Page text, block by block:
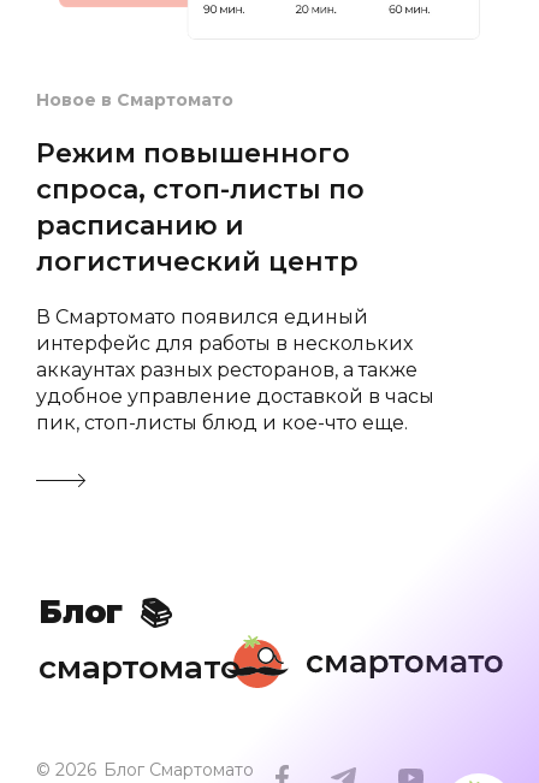
Новое в Смартомато
Режим повышенного
спроса, стоп-листы по
расписанию и
логистический центр
В Смартомато появился единый
интерфейс для работы в нескольких
аккаунтах разных ресторанов, а также
удобное управление доставкой в часы
пик, стоп-листы блюд и кое-что еще.
Блог
🍔
🍔
✏️
✏️
✏️
📚
смартомато
© 2026 Блог Смартомато